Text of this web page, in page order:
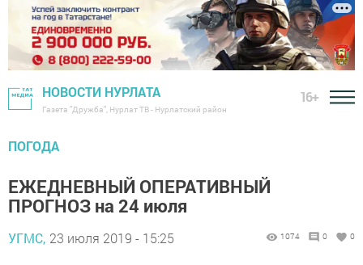
НОВОСТИ НУРЛАТА
Газета "Дружба", Нурлат ТВ - Нурлатский район
16+
ПОГОДА
ЕЖЕДНЕВНЫЙ ОПЕРАТИВНЫЙ
ПРОГНОЗ на 24 июля
УГМС, 23 июля 2019 - 15:25 1074 0 0